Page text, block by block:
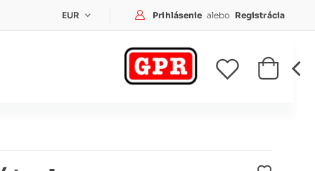
EUR Prihlásenie
Prihlásenie alebo Registrácia